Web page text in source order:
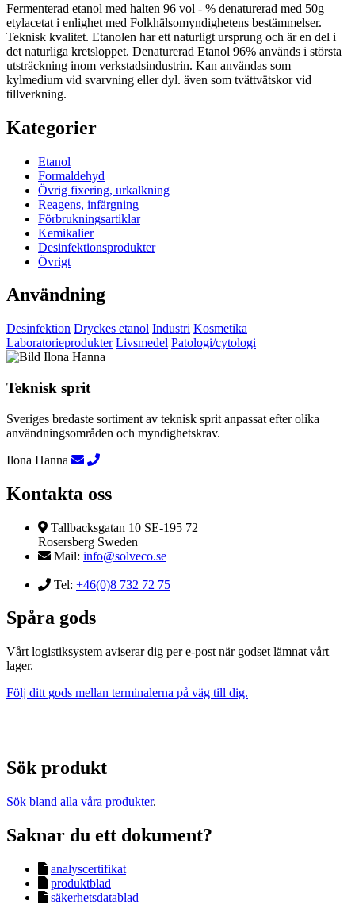
Fermenterad etanol med halten 96 vol - % denaturerad med 50g
etylacetat i enlighet med Folkhälsomyndighetens bestämmelser.
Teknisk kvalitet. Etanolen har ett naturligt ursprung och är en del i
det naturliga kretsloppet. Denaturerad Etanol 96% används i största
utsträckning inom verkstadsindustrin. Kan användas som
kylmedium vid svarvning eller dyl. även som tvättvätskor vid
tillverkning.
Kategorier
Etanol
Formaldehyd
Övrig fixering, urkalkning
Reagens, infärgning
Förbrukningsartiklar
Kemikalier
Desinfektionsprodukter
Övrigt
Användning
Desinfektion Dryckes etanol Industri Kosmetika
Laboratorieprodukter Livsmedel Patologi/cytologi
Teknisk sprit
Sveriges bredaste sortiment av teknisk sprit anpassat efter olika
användningsområden och myndighetskrav.
Ilona Hanna
Kontakta oss
Tallbacksgatan 10 SE-195 72
Rosersberg Sweden
Mail: info@solveco.se
Tel: +46(0)8 732 72 75
Spåra gods
Vårt logistiksystem aviserar dig per e-post när godset lämnat vårt
lager.
Följ ditt gods mellan terminalerna på väg till dig.
Sök produkt
Sök bland alla våra produkter.
Saknar du ett dokument?
analyscertifikat
produktblad
säkerhetsdatablad